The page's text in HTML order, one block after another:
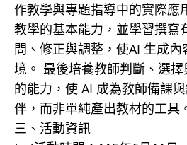
作教學與專題指導中的實際應
教學的基本能力，並學習撰寫
問、修正與調整，使AI 生成
境。 最後培養教師判斷、選
的能力，使 AI 成為教師備課
伴，而非單純產出教材的工具
三、活動資訊